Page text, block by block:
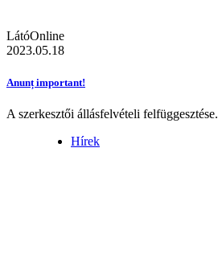
LátóOnline
2023.05.18
Anunț important!
A szerkesztői állásfelvételi felfüggesztése.
Hírek